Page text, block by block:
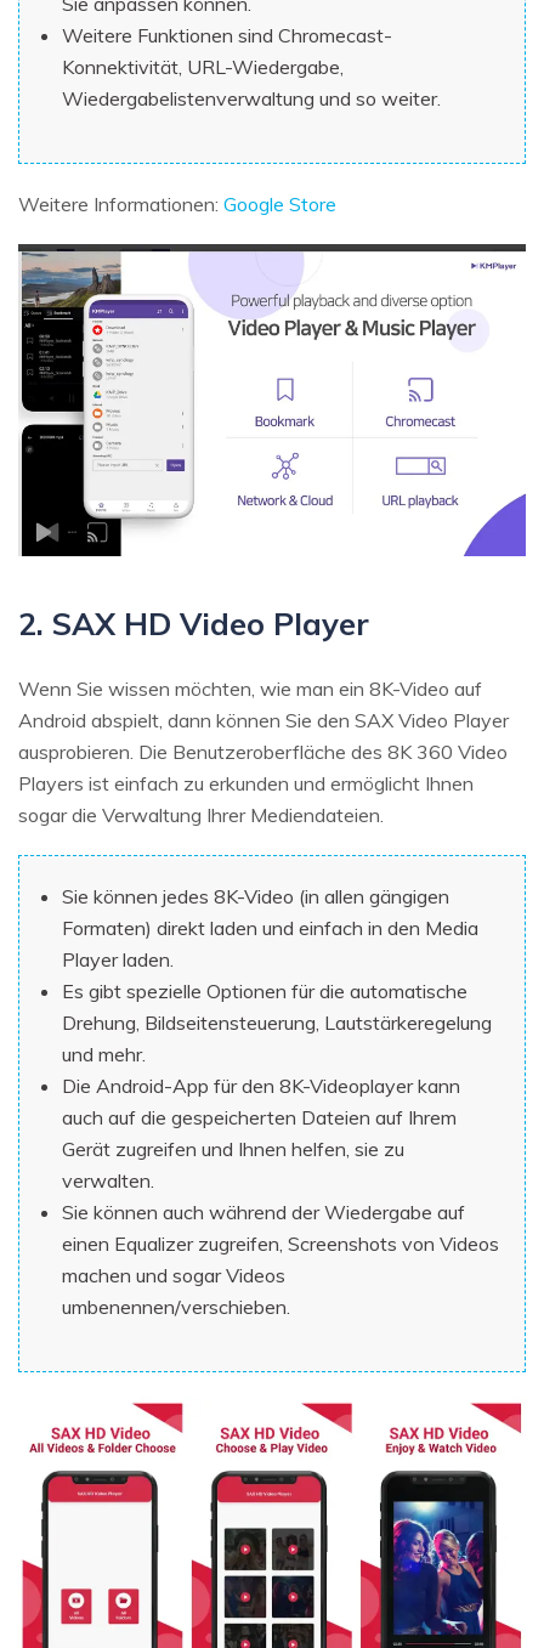
Weitere Funktionen sind Chromecast-
Konnektivität, URL-Wiedergabe,
Wiedergabelistenverwaltung und so weiter.
Weitere Informationen: Google Store
2. SAX HD Video Player
Wenn Sie wissen möchten, wie man ein 8K-Video auf
Android abspielt, dann können Sie den SAX Video Player
ausprobieren. Die Benutzeroberfläche des 8K 360 Video
Players ist einfach zu erkunden und ermöglicht Ihnen
sogar die Verwaltung Ihrer Mediendateien.
Sie können jedes 8K-Video (in allen gängigen
Formaten) direkt laden und einfach in den Media
Player laden.
Es gibt spezielle Optionen für die automatische
Drehung, Bildseitensteuerung, Lautstärkeregelung
und mehr.
Die Android-App für den 8K-Videoplayer kann
auch auf die gespeicherten Dateien auf Ihrem
Gerät zugreifen und Ihnen helfen, sie zu
verwalten.
Sie können auch während der Wiedergabe auf
einen Equalizer zugreifen, Screenshots von Videos
machen und sogar Videos
umbenennen/verschieben.